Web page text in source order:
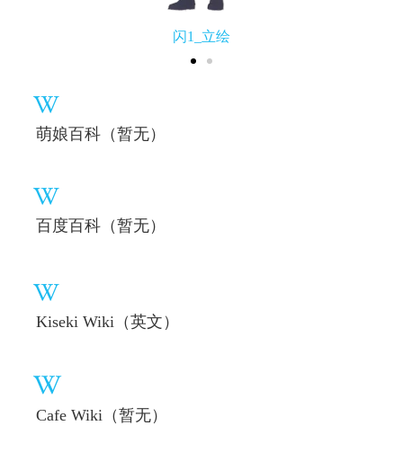
闪1_立绘
萌娘百科（暂无）
百度百科（暂无）
Kiseki Wiki（英文）
Cafe Wiki（暂无）